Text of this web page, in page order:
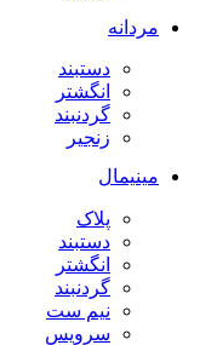
مردانه
دستبند
انگشتر
گردنبند
زنجیر
مینیمال
پلاک
دستبند
انگشتر
گردنبند
نیم ست
سرویس